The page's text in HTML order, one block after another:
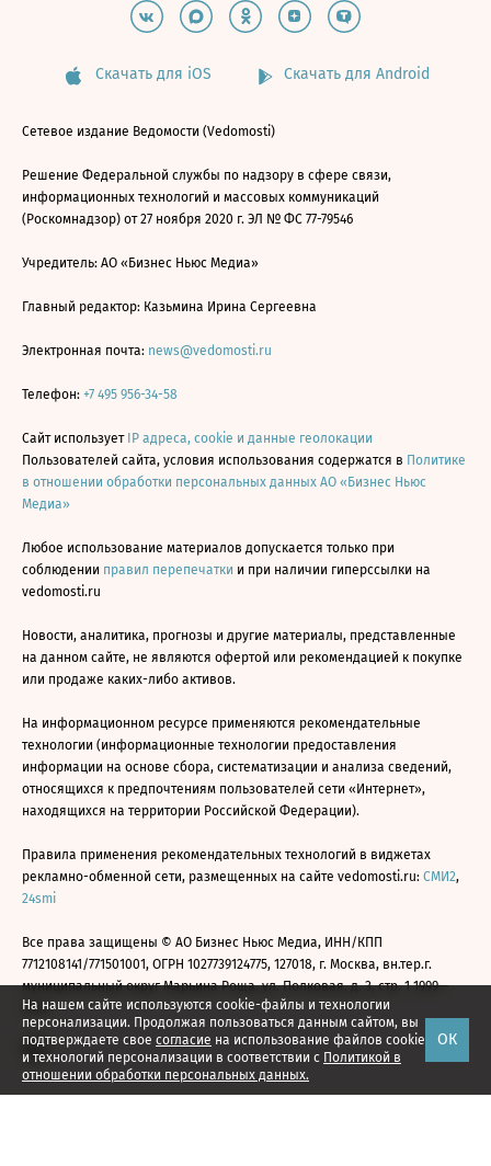
На нашем сайте используются cookie-файлы и технологии
персонализации. Продолжая пользоваться данным сайтом, вы
подтверждаете свое согласие на использование файлов cookie
и технологий персонализации в соответствии с Политикой в
отношении обработки персональных данных.
ОК
Скачать для iOS Скачать для Android
Сетевое издание Ведомости (Vedomosti)
Решение Федеральной службы по надзору в сфере связи,
информационных технологий и массовых коммуникаций
(Роскомнадзор) от 27 ноября 2020 г. ЭЛ № ФС 77-79546
Учредитель: АО «Бизнес Ньюс Медиа»
Главный редактор: Казьмина Ирина Сергеевна
Электронная почта: news@vedomosti.ru
Телефон: +7 495 956-34-58
Сайт использует IP адреса, cookie и данные геолокации
Пользователей сайта, условия использования содержатся в Политике
в отношении обработки персональных данных АО «Бизнес Ньюс
Медиа»
Любое использование материалов допускается только при
соблюдении правил перепечатки и при наличии гиперссылки на
vedomosti.ru
Новости, аналитика, прогнозы и другие материалы, представленные
на данном сайте, не являются офертой или рекомендацией к покупке
или продаже каких-либо активов.
На информационном ресурсе применяются рекомендательные
технологии (информационные технологии предоставления
информации на основе сбора, систематизации и анализа сведений,
относящихся к предпочтениям пользователей сети «Интернет»,
находящихся на территории Российской Федерации).
Правила применения рекомендательных технологий в виджетах
рекламно-обменной сети, размещенных на сайте vedomosti.ru: СМИ2,
24smi
Все права защищены © АО Бизнес Ньюс Медиа, ИНН/КПП
7712108141/771501001, ОГРН 1027739124775, 127018, г. Москва, вн.тер.г.
муниципальный округ Марьина Роща, ул. Полковая, д. 3, стр. 1 1999—
2026